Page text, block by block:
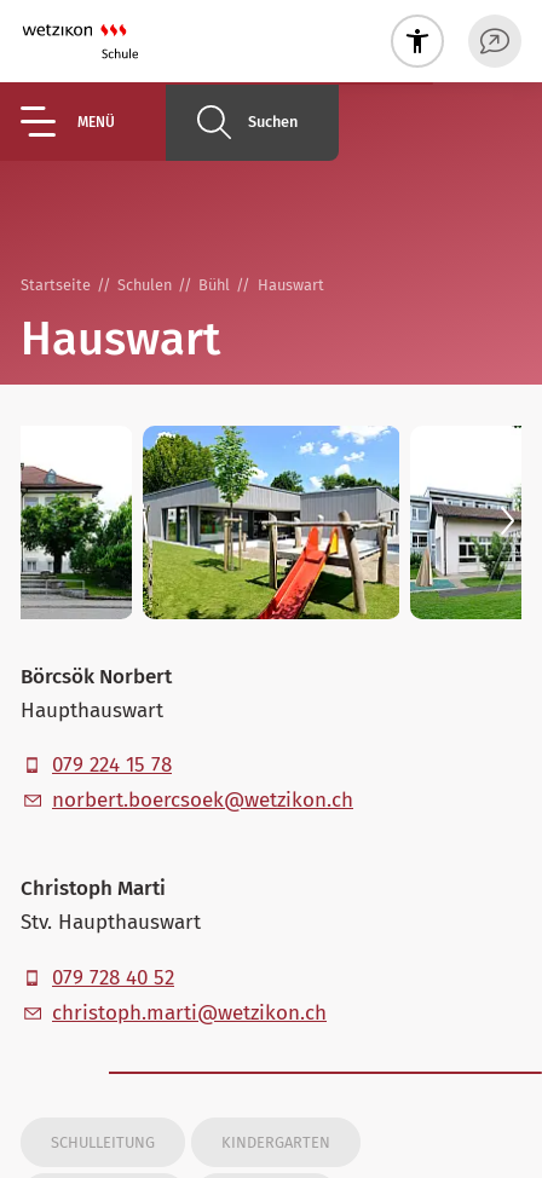
MENÜ Suchen
Startseite Schulen Bühl Hauswart
Hauswart
Börcsök Norbert
Haupthauswart
079 224 15 78
n rb rt b rcs k w tz k n ch
Christoph Marti
Stv. Haupthauswart
079 728 40 52
chr st ph m rt w tz k n ch
SCHULLEITUNG KINDERGARTEN